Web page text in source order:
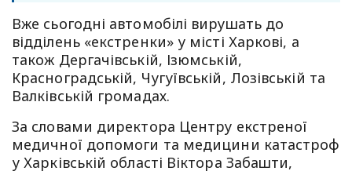
Вже сьогодні автомобілі вирушать до
відділень «екстренки» у місті Харкові, а
також Дергачівській, Ізюмській,
Красноградській, Чугуївській, Лозівській та
Валківській громадах.
За словами директора Центру екстреної
медичної допомоги та медицини катастроф
у Харківській області Віктора Забашти,